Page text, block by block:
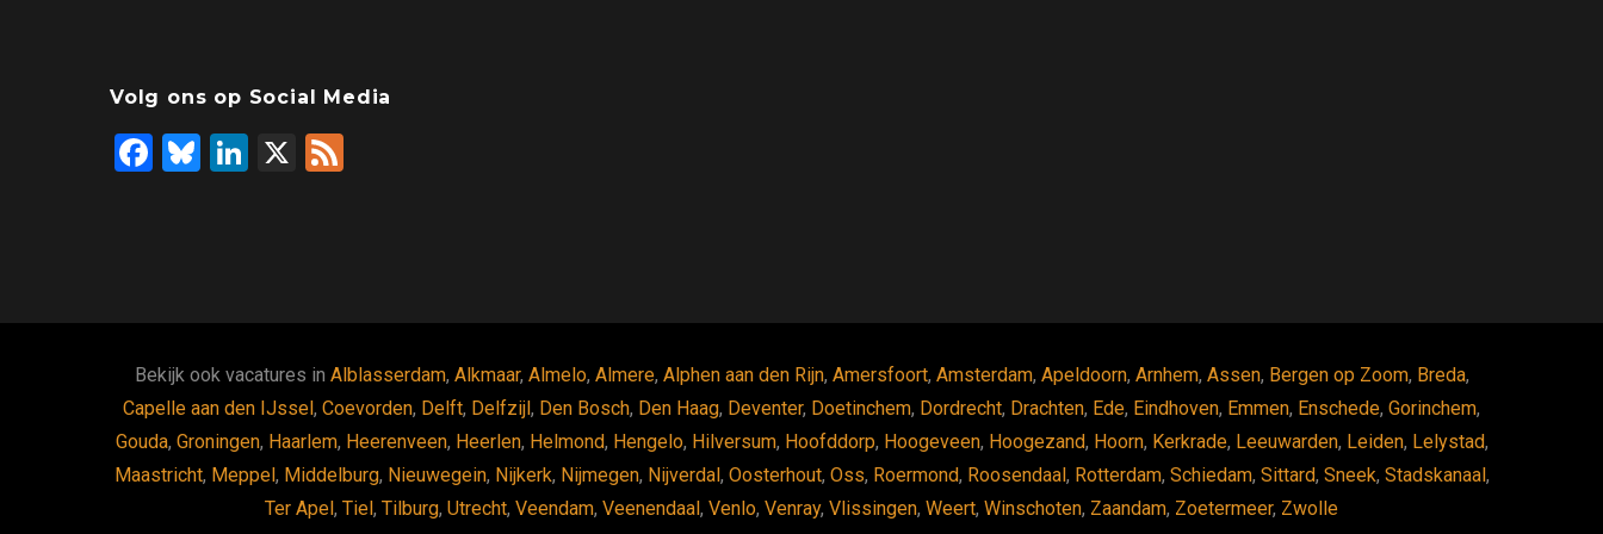
Volg ons op Social Media
F
k
Bl
Li
X
Bekijk ook vacatures in Alblasserdam, Alkmaar, Almelo, Almere, Alphen aan den Rijn, Amersfoort, Amsterdam, Apeldoorn, Arnhem, Assen, Bergen op Zoom, Breda,
Capelle aan den IJssel , Coevorden, Delft, Delfzijl , Den Bosch, Den Haag, Deventer, Doetinchem, Dordrecht, Drachten, Ede, Eindhoven, Emmen, Enschede, Gorinchem,
Gouda, Groningen, Haarlem, Heerenveen, Heerlen, Helmond, Hengelo, Hilversum, Hoofddorp, Hoogeveen, Hoogezand, Hoorn, Kerkrade, Leeuwarden, Leiden, Lelystad,
Maastricht, Meppel , Middelburg, Nieuwegein, Nijkerk, Nijmegen, Nijverdal , Oosterhout, Oss, Roermond, Roosendaal , Rotterdam, Schiedam, Sittard, Sneek, Stadskanaal ,
Ter Apel , Tiel , Tilburg, Utrecht, Veendam, Veenendaal , Venlo, Venray, Vlissingen, Weert, Winschoten, Zaandam, Zoetermeer, Zwolle